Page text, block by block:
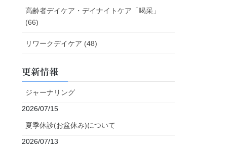
高齢者デイケア・デイナイトケア「喝采」
(66)
リワークデイケア (48)
更新情報
ジャーナリング
2026/07/15
夏季休診(お盆休み)について
2026/07/13